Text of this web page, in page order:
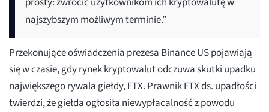
najszybszym możliwym terminie.”
Przekonujące oświadczenia prezesa Binance US pojawiają
się w czasie, gdy rynek kryptowalut odczuwa skutki upadku
największego rywala giełdy, FTX. Prawnik FTX ds. upadłości
twierdzi, że giełda ogłosiła niewypłacalność z powodu